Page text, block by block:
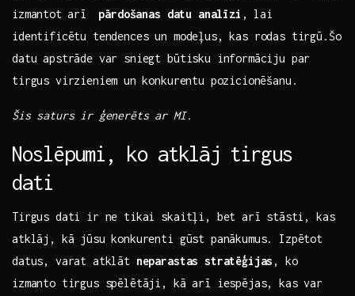
izmantot ⁢arī ⁤ pārdošanas datu analīzi , ⁣lai
identificētu tendences​ un modeļus, kas rodas tirgū.Šo
datu apstrāde ‌var sniegt būtisku informāciju par
tirgus virzieniem un⁣ konkurentu pozicionēšanu.
Šis saturs ir​ ģenerēts ar MI.
Noslēpumi, ko atklāj ⁣tirgus
dati
Tirgus dati ir ne tikai ‍skaitļi, bet arī ⁤stāsti, kas
atklāj, kā jūsu konkurenti gūst panākumus. Izpētot
datus, varat atklāt neparastas stratēģijas , ko⁢
izmanto tirgus spēlētāji, kā arī iespējas, kas var